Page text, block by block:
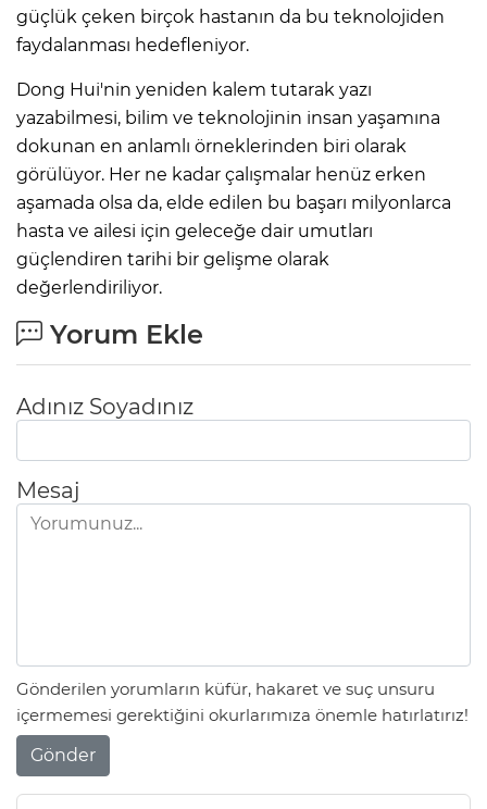
güçlük çeken birçok hastanın da bu teknolojiden
faydalanması hedefleniyor.
Dong Hui'nin yeniden kalem tutarak yazı
yazabilmesi, bilim ve teknolojinin insan yaşamına
dokunan en anlamlı örneklerinden biri olarak
görülüyor. Her ne kadar çalışmalar henüz erken
aşamada olsa da, elde edilen bu başarı milyonlarca
hasta ve ailesi için geleceğe dair umutları
güçlendiren tarihi bir gelişme olarak
değerlendiriliyor.
Yorum Ekle
Adınız Soyadınız
Mesaj
Gönderilen yorumların küfür, hakaret ve suç unsuru
içermemesi gerektiğini okurlarımıza önemle hatırlatırız!
Gönder